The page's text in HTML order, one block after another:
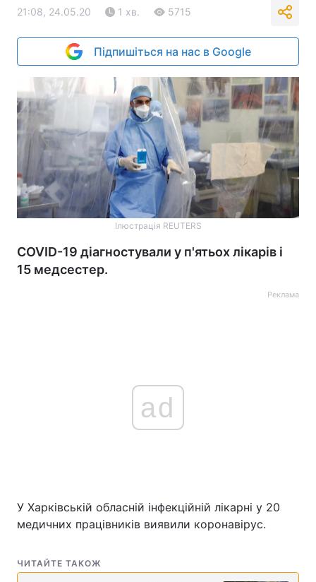
21:08, 24.05.20 1 хв. 5715
Підпишіться на нас в Google
Ілюстрація REUTERS
COVID-19 діагностували у п'ятьох лікарів і
15 медсестер.
Реклама
ad
У Харківській обласній інфекційній лікарні у 20
медичних працівників виявили коронавірус.
ЧИТАЙТЕ ТАКОЖ